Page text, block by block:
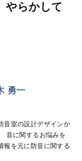
やらかして
勇一
音室の設計デザインか
音に関するお悩みを
報を元に防音に関する